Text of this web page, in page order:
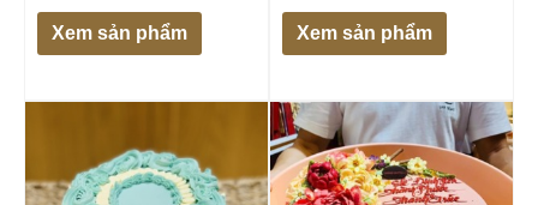
Xem sản phẩm Xem sản phẩm